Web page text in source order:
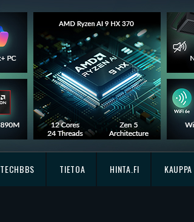
TECHBBS TIETOA HINTA.FI KAUPPA